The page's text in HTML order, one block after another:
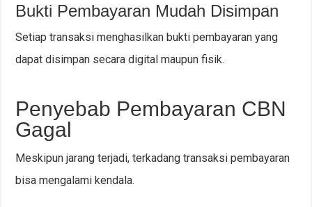
Bukti Pembayaran Mudah Disimpan
Setiap transaksi menghasilkan bukti pembayaran yang
dapat disimpan secara digital maupun fisik.
Penyebab Pembayaran CBN
Gagal
Meskipun jarang terjadi, terkadang transaksi pembayaran
bisa mengalami kendala.